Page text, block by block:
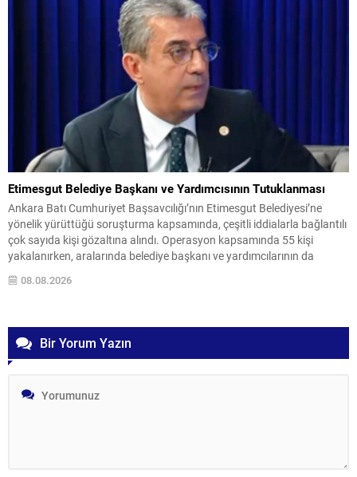
Etimesgut Belediye Başkanı ve Yardımcısının Tutuklanması
Ankara Batı Cumhuriyet Başsavcılığı’nın Etimesgut Belediyesi’ne
yönelik yürüttüğü soruşturma kapsamında, çeşitli iddialarla bağlantılı
çok sayıda kişi gözaltına alındı. Operasyon kapsamında 55 kişi
yakalanırken, aralarında belediye başkanı ve yardımcılarının da
bulunduğu kişiler hakkında soruşturma başlatıldı. Soruşturma; suç
işlemek amacıyla örgüt kurma, zimmet, rüşvet, irtikap, ihaleye fesat
08.08.2026
Bir Yorum Yazın